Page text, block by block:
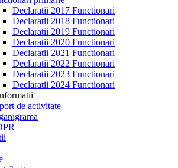
Declaratii 2017 Functionari
Declaratii 2018 Functionari
Declaratii 2019 Functionari
Declaratii 2020 Functionari
Declaratii 2021 Functionari
Declaratii 2022 Functionari
Declaratii 2023 Functionari
Declaratii 2024 Functionari
de activitate